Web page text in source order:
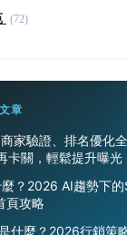
(72)
章
家驗證、排名優化
卡關，輕鬆提升曝光
？2026 AI趨勢下的
頁攻略
什麼？2026行銷策